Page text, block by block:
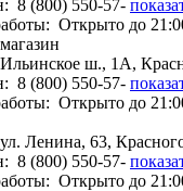
8 (800) 550-57-
Открыто до
магазин
Ильинское ш., 1А,
8 (800) 550-57-
Открыто до
ул. Ленина, 63,
8 (800) 550-57-
Открыто до